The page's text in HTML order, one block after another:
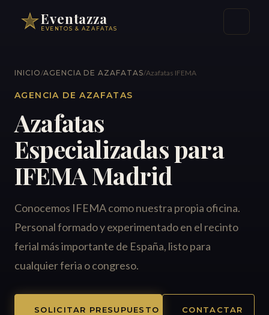
Eventazza
EVENTOS & AZAFATAS
INICIO/AGENCIA DE AZAFATAS/Azafatas IFEMA
AGENCIA DE AZAFATAS
Azafatas
Especializadas para
IFEMA Madrid
Conocemos IFEMA como nuestra propia oficina.
Personal formado y experimentado en el recinto
ferial más importante de España, listo para
cualquier feria o congreso.
SOLICITAR PRESUPUESTO CONTACTAR